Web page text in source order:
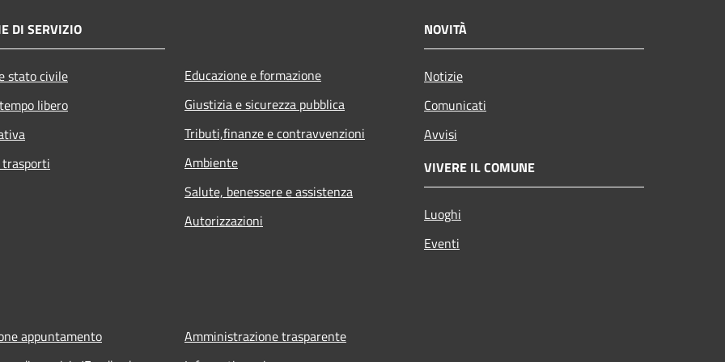
DI SERVIZIO
stato civile
libero
Educazione e formazione
Giustizia e sicurezza pubblica
Tributi,finanze e contravvenzioni
Ambiente
Salute, benessere e assistenza
Autorizzazioni
NOVITÀ
Notizie
Comunicati
Avvisi
VIVERE IL COMUNE
Luoghi
Eventi
appuntamento
Amministrazione trasparente